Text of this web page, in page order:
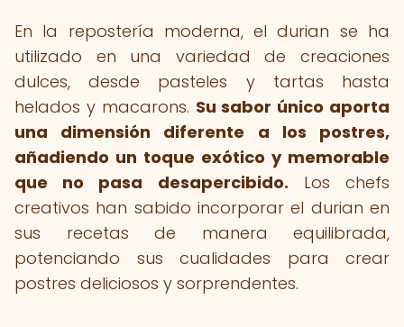
En la repostería moderna, el durian se ha
utilizado en una variedad de creaciones
dulces, desde pasteles y tartas hasta
helados y macarons. Su sabor único aporta
una dimensión diferente a los postres,
añadiendo un toque exótico y memorable
que no pasa desapercibido. Los chefs
creativos han sabido incorporar el durian en
sus recetas de manera equilibrada,
potenciando sus cualidades para crear
postres deliciosos y sorprendentes.